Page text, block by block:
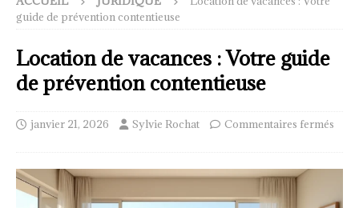
guide de prévention contentieuse
Location de vacances : Votre guide
de prévention contentieuse
janvier 21, 2026 Sylvie Rochat Commentaires fermés